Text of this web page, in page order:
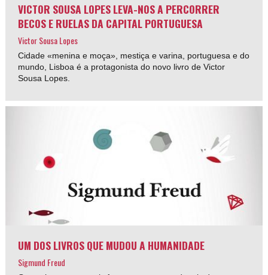
VICTOR SOUSA LOPES LEVA-NOS A PERCORRER
BECOS E RUELAS DA CAPITAL PORTUGUESA
Victor Sousa Lopes
Cidade «menina e moça», mestiça e varina, portuguesa e do
mundo, Lisboa é a protagonista do novo livro de Victor
Sousa Lopes.
UM DOS LIVROS QUE MUDOU A HUMANIDADE
Sigmund Freud